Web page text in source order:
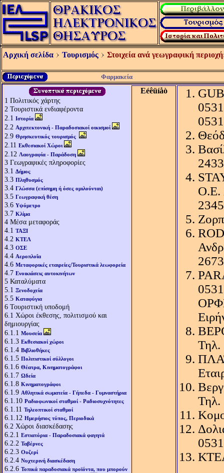
Αρχική σελίδα Τουρισμός Στοιχεία ανά γεωγραφική
Φαρμακεία
1 Πολιτικός χάρτης
2 Τουριστικά ενδιαφέροντα
2.1 Ιστορία
2.2 Αρχιτεκτονική - Παραδοσιακοί οικισμοί
2.9 Θρησκευτικός τουρισμός
2.11 Εκθεσιακοί Χώροι
2.12 Λαογραφία - Παράδοση
3 Γεωγραφικές πληροφορίες
3.1 Δήμος
3.3 Πληθυσμός
3.4 Γλώσσα (επίσημη ή όσες ομιλούνται)
3.5 Γεωγραφική θέση
3.6 Υψόμετρο
3.7 Κλίμα
4 Μέσα μεταφοράς
4.1 ΤΑΞΙ
4.2 ΚΤΕΛ
4.3 ΟΣΕ
4.4 Αεροπλοΐα
4.6 Μεταφορικές εταιρείες/Τουριστικά λεωφορεία
4.7 Ενοικιάσεις αυτοκινήτων
5 Καταλύματα
5.1 Ξενοδοχεία
5.5 Καταφύγια
6 Τουριστική υποδομή
6.1 Χώροι έκθεσης, πολιτισμού και
δημιουργίας
6.1.1 Μουσεία
6.1.3 Εκθεσιακοί χώροι
6.1.4 Βιβλιοθήκες
6.1.5 Πολιτιστικοί σύλλογοι
6.1.6 Θέατρα, Κινηματογράφοι
6.1.7 Ωδεία
6.1.8 Κινηματογράφοι
6.1.9 Αθλητικά σωματεία - Γήπεδα - Γυμναστήρια
6.1.10 Ραδιοφωνικοί σταθμοί - Ραδιοσυχνότητες
6.1.11 Τηλεοπτικοί σταθμοί
6.1.12 Ημερήσιος τύπος, Περιοδικά
6.2 Χώροι διασκέδασης
6.2.1 Εστιατόρια - Παραδοσιακά φαγητά
6.2.2 Ταβέρνες
6.2.3 Ουζερί
6.2.4 Νυχτερινή διασκέδαση
6.2.6 Τοπικά παραδοσιακά προϊόντα, που μπορούν
Eéêüíåò
Ο.Ε.
Τηλ.
Τηλ.